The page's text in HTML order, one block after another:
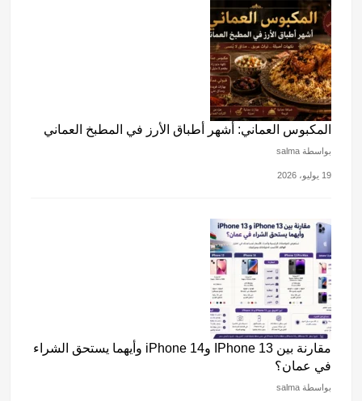
المكبوس العماني: أشهر أطباق الأرز في المطبخ العماني
بواسطة salma
19 يوليو، 2026
مقارنة بين IPhone 13 وiPhone 14 وأيهما يستحق الشراء
في عمان؟
بواسطة salma